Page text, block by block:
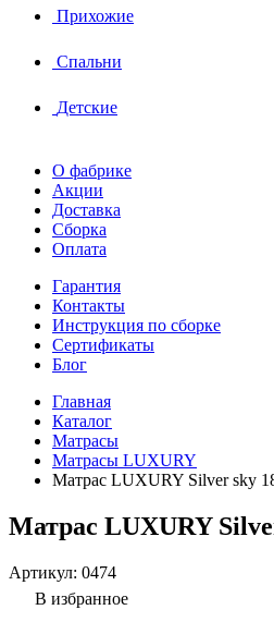
Прихожие
Спальни
Детские
О фабрике
Акции
Доставка
Сборка
Оплата
Гарантия
Контакты
Инструкция по сборке
Сертификаты
Блог
Главная
Каталог
Матрасы
Матрасы LUXURY
Матрас LUXURY Silver sky
Матрас LUXURY
Артикул: 0474
В избранное